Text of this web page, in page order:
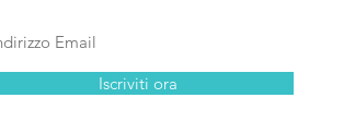
Iscriviti ora